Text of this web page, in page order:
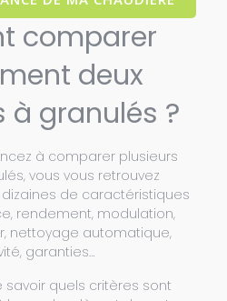
comparer
deux
à granulés ?
à comparer plusieurs
vous vous retrouvez
de caractéristiques
rendement, modulation,
nettoyage automatique,
garanties…
savoir quels critères sont